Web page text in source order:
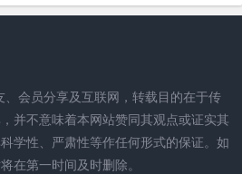
会员分享及互联网，转载目的在于传
并不意味着本网站赞同其观点或证实其
学性、严肃性等作任何形式的保证。如
在第一时间及时删除。